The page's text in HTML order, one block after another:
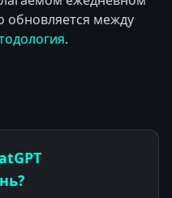
обновляется между
.